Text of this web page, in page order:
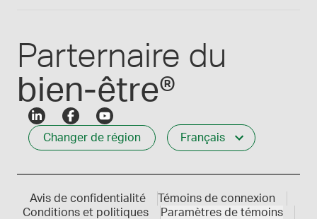
1-800-665-6334
Parternaire du
bien-être®
Changer de région Français
Avis de confidentialité
Témoins de connexion
Conditions et politiques
Paramètres de témoins